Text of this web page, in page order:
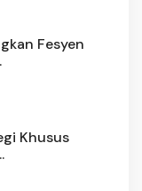
Fesyen
Khusus